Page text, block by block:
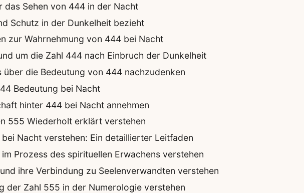
das Sehen von 444 in der Nacht
Schutz in der Dunkelheit bezieht
zur Wahrnehmung von 444 bei Nacht
um die Zahl 444 nach Einbruch der Dunkelheit
über die Bedeutung von 444 nachzudenken
Bedeutung bei Nacht
hinter 444 bei Nacht annehmen
555 Wiederholt erklärt verstehen
Nacht verstehen: Ein detaillierter Leitfaden
Prozess des spirituellen Erwachens verstehen
ihre Verbindung zu Seelenverwandten verstehen
der Zahl 555 in der Numerologie verstehen